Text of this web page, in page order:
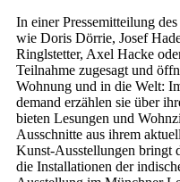
In einer Pressemitteilung
wie Doris Dörrie, Josef
Ringlstetter, Axel Hacke
Teilnahme zugesagt und
Wohnung und in die Welt:
demand erzählen sie über
bieten Lesungen und
Ausschnitte aus ihrem
Kunst-Ausstellungen bringt
die Installationen der